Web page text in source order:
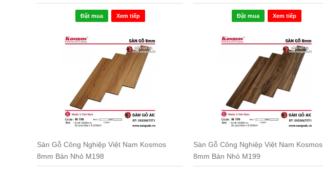
Đặt mua Xem tiếp Đặt mua Xem tiếp
Sàn Gỗ Công Nghiệp Việt Nam Kosmos
8mm Bản Nhỏ M198
Sàn Gỗ Công Nghiệp Việt Nam Kosmos
8mm Bản Nhỏ M199